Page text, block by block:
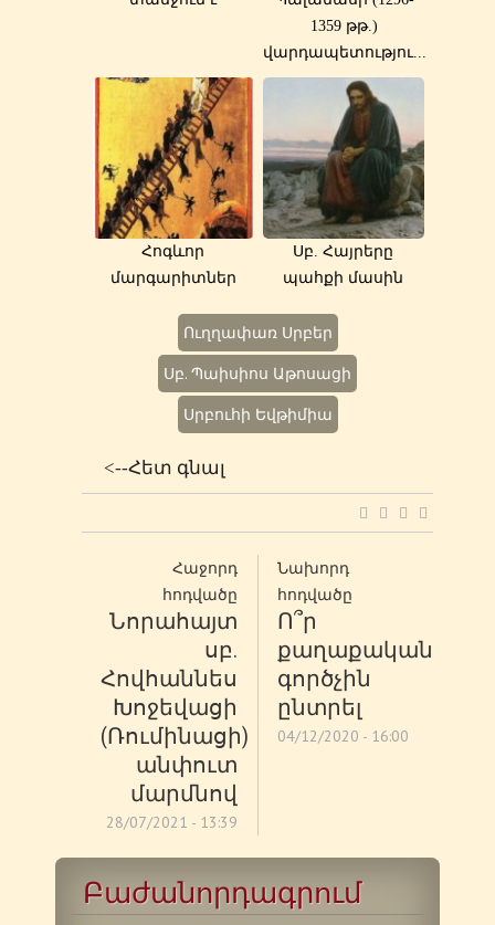
1359 թթ.)
վարդապետությու...
Հոգևոր
մարգարիտներ
Սբ. Հայրերը
պահքի մասին
Ուղղափառ Սրբեր
Սբ. Պաիսիոս Աթոսացի
Սրբուհի Եվթիմիա
<--Հետ գնալ
Հաջորդ
հոդվածը
Նորահայտ
սբ.
Հովհաննես
Խոջեվացի
(Ռումինացի)
անփուտ
մարմնով
28/07/2021 - 13:39
Նախորդ
հոդվածը
Ո՞ր
քաղաքական
գործչին
ընտրել
04/12/2020 - 16:00
Բաժանորդագրում